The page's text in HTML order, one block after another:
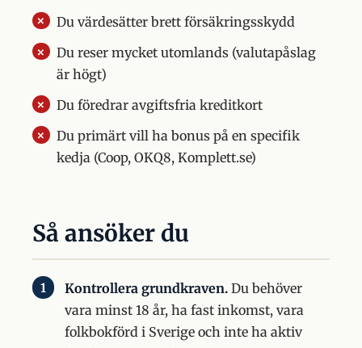
Du värdesätter brett försäkringsskydd
Du reser mycket utomlands (valutapåslag
är högt)
Du föredrar avgiftsfria kreditkort
Du primärt vill ha bonus på en specifik
kedja (Coop, OKQ8, Komplett.se)
Så ansöker du
Kontrollera grundkraven. Du behöver
vara minst 18 år, ha fast inkomst, vara
folkbokförd i Sverige och inte ha aktiv